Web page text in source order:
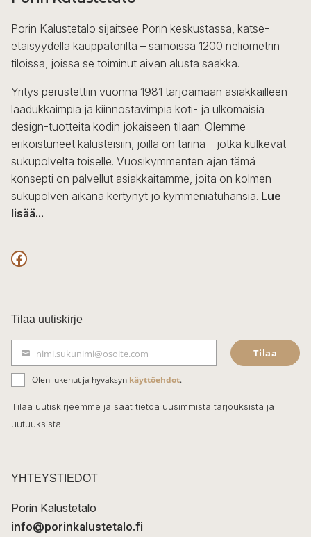
Porin Kalustetalo sijaitsee Porin keskustassa, katse-
etäisyydellä kauppatorilta – samoissa 1200 neliömetrin
tiloissa, joissa se toiminut aivan alusta saakka.
Yritys perustettiin vuonna 1981 tarjoamaan asiakkailleen
laadukkaimpia ja kiinnostavimpia koti- ja ulkomaisia
design-tuotteita kodin jokaiseen tilaan. Olemme
erikoistuneet kalusteisiin, joilla on tarina – jotka kulkevat
sukupolvelta toiselle. Vuosikymmenten ajan tämä
konsepti on palvellut asiakkaitamme, joita on kolmen
sukupolven aikana kertynyt jo kymmeniätuhansia. Lue
lisää...
F
c
e
b
o
o
k
Tilaa uutiskirje
ä
h
k
t
nimi.sukunimi@osoite.com Tilaa
Olen lukenut ja hyväksyn käyttöehdot.
Tilaa uutiskirjeemme ja saat tietoa uusimmista tarjouksista ja
uutuuksista!
YHTEYSTIEDOT
Porin Kalustetalo
info@porinkalustetalo.fi